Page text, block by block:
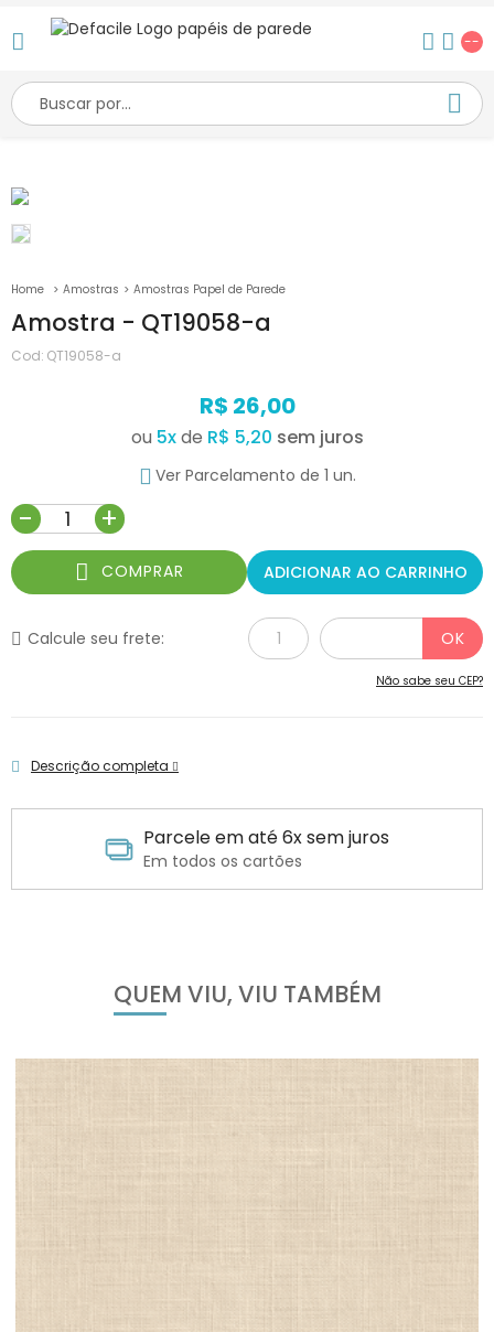
--
Amostras Amostras Papel de Parede
Amostra - QT19058-a
Cod: QT19058-a
R$ 26,00
ou 5xde R$ 5,20
Ver Parcelamento de 1 un.
- +
COMPRAR ADICIONAR AO CARRINHO
Calcule seu frete:
Não sabe seu CEP?
Descrição completa
Parcele em até 6x sem juros
Em todos os cartões
QUEM VIU, VIU TAMBÉM